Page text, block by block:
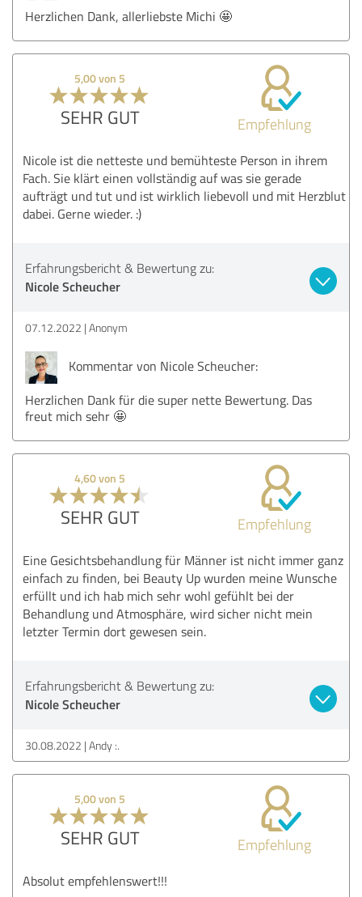
Herzlichen Dank, allerliebste Michi 🤩
5,00 von 5
SEHR GUT Empfehlung
Nicole ist die netteste und bemühteste Person in ihrem
Fach. Sie klärt einen vollständig auf was sie gerade
aufträgt und tut und ist wirklich liebevoll und mit Herzblut
dabei. Gerne wieder. :)
Erfahrungsbericht & Bewertung zu:
Nicole Scheucher
07.12.2022 Anonym
Kommentar von Nicole Scheucher:
Herzlichen Dank für die super nette Bewertung. Das
freut mich sehr 🤩
4,60 von 5
SEHR GUT Empfehlung
Eine Gesichtsbehandlung für Männer ist nicht immer ganz
einfach zu finden, bei Beauty Up wurden meine Wunsche
erfüllt und ich hab mich sehr wohl gefühlt bei der
Behandlung und Atmosphäre, wird sicher nicht mein
letzter Termin dort gewesen sein.
Erfahrungsbericht & Bewertung zu:
Nicole Scheucher
30.08.2022 Andy :.
5,00 von 5
SEHR GUT Empfehlung
Absolut empfehlenswert!!!